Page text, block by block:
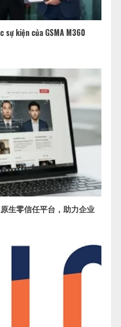
kiện của GSMA M360
生零信任平台，助力企业